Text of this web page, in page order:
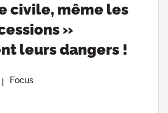
civile, même les
»
leurs dangers !
Focus